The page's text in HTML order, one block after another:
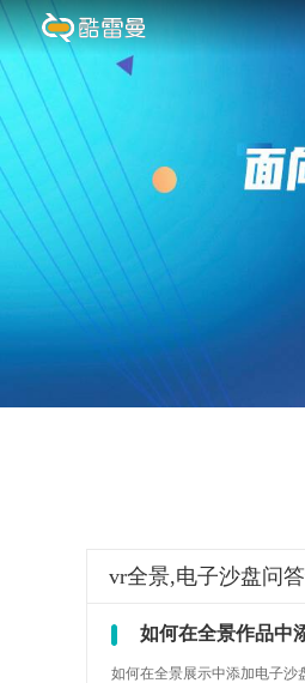
vr全景,电子沙盘问
如何在全景作品中
如何在全景展示中添加电子沙